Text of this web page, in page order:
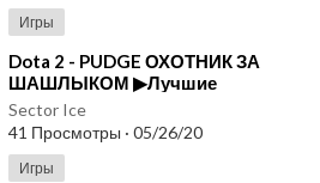
Игры
Dota 2 - PUDGE ОХОТНИК ЗА
ШАШЛЫКОМ ▶Лучшие
Sector Ice
41 Просмотры · 05/26/20
Игры